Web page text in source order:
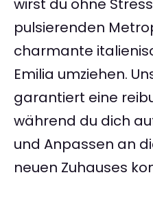
wirst du ohne
pulsierenden
charmante
Emilia umziehen.
garantiert eine
während du dich
und Anpassen an
neuen Zuhauses